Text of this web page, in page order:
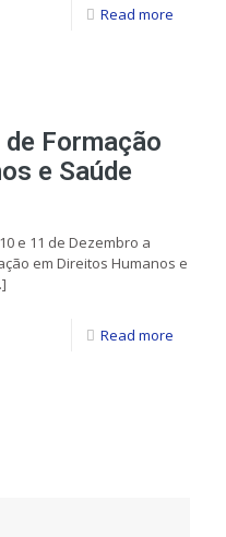
Read more
Formação
e Saúde
e 11 de Dezembro a
em Direitos Humanos e
Read more